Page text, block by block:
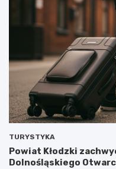
TURYSTYKA
Powiat Kłodzki
Dolnośląskiego